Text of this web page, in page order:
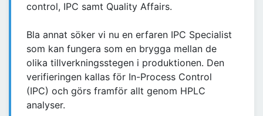
control, IPC samt Quality Affairs.
Bla annat söker vi nu en erfaren IPC Specialist
som kan fungera som en brygga mellan de
olika tillverkningsstegen i produktionen. Den
verifieringen kallas för In-Process Control
(IPC) och görs framför allt genom HPLC
analyser.